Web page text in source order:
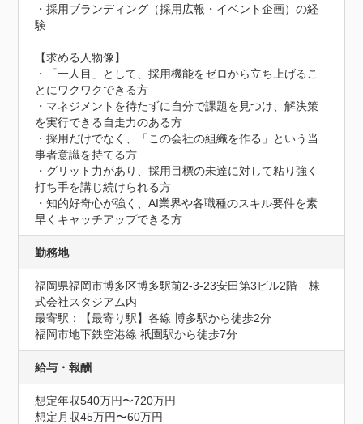
・採用ブランディング（採用広報・イベント企画）の経
験
【求める人物像】
・「一人目」として、採用機能をゼロから立ち上げるこ
とにワクワクできる方
・マネジメントを待たずに自分で課題を見つけ、解決策
を実行できる自走力のある方
・採用だけでなく、「この会社の組織を作る」という当
事者意識を持てる方
・グリット力があり、採用目標の未達に対して粘り強く
打ち手を講じ続けられる方
・知的好奇心が強く、AI業界や各職種のスキル要件を素
早くキャッチアップできる方
勤務地
福岡県福岡市博多区博多駅前2-3-23安田第3ビル2階　株
式会社スタジアム内
最寄駅：【最寄り駅】各線 博多駅から徒歩2分
福岡市地下鉄空港線 祇園駅から徒歩7分
給与・報酬
想定年収540万円〜720万円
想定月収45万円〜60万円